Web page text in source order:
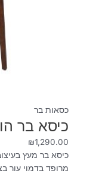
כסאות בר
כיסא בר
₪1,290.00
כיסא בר מעץ
מרופד בדמוי עור